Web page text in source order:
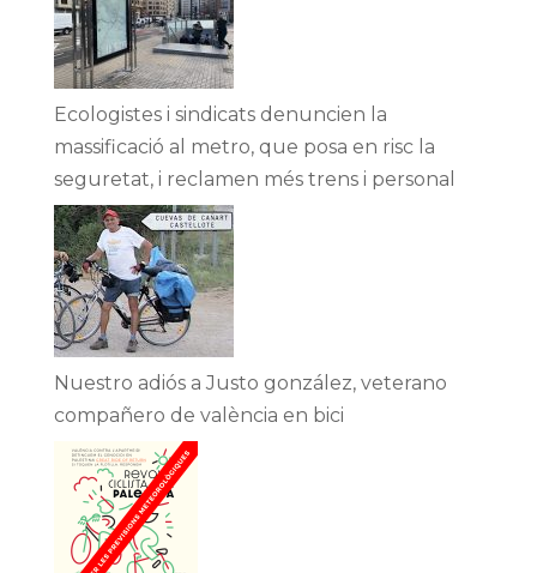
Ecologistes i sindicats denuncien la
massificació al metro, que posa en risc la
seguretat, i reclamen més trens i personal
Nuestro adiós a Justo gonzález, veterano
compañero de valència en bici